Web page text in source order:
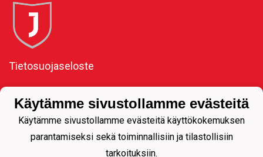
Tietosuojaseloste
Kauppakatu 11, 80100
Joensuu
Käytämme sivustollamme evästeitä
Käytämme sivustollamme evästeitä käyttökokemuksen
parantamiseksi sekä toiminnallisiin ja tilastollisiin
tarkoituksiin.